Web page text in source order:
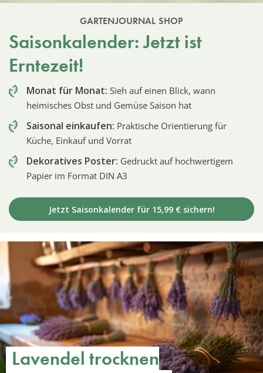
GARTENJOURNAL SHOP
Saisonkalender: Jetzt ist
Erntezeit!
Monat für Monat: Sieh auf einen Blick, wann
heimisches Obst und Gemüse Saison hat
Saisonal einkaufen: Praktische Orientierung für
Küche, Einkauf und Vorrat
Dekoratives Poster: Gedruckt auf hochwertigem
Papier im Format DIN A3
Jetzt Saisonkalender für 15,99 € sichern!
Lavendel trocknen